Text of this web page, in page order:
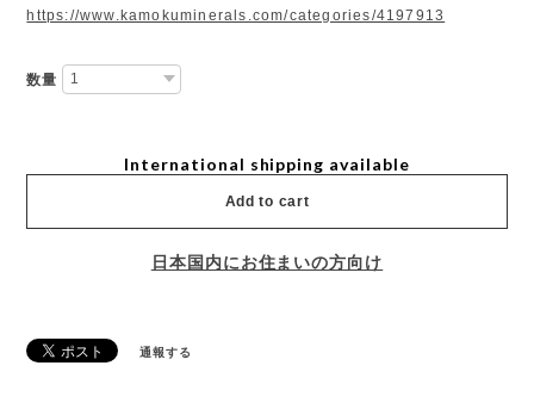
https://www.kamokuminerals.com/categories/4197913
数量
International shipping available
Add to cart
日本国内にお住まいの方向け
通報する